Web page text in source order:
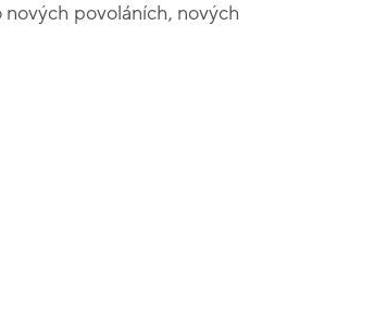
povoláních, nových